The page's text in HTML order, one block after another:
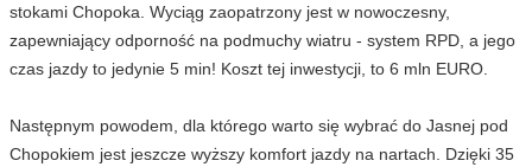
stokami Chopoka. Wyciąg zaopatrzony jest w nowoczesny,
zapewniający odporność na podmuchy wiatru - system RPD, a jego
czas jazdy to jedynie 5 min! Koszt tej inwestycji, to 6 mln EURO.
Następnym powodem, dla którego warto się wybrać do Jasnej pod
Chopokiem jest jeszcze wyższy komfort jazdy na nartach. Dzięki 35